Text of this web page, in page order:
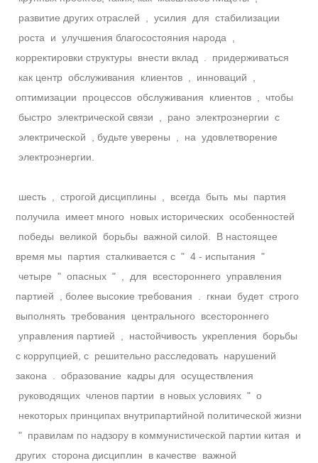
развитие других отраслей , усилия для стабилизации
роста и улучшения благосостояния народа ,
корректировки структуры внести вклад . придерживаться
как центр обслуживания клиентов , инноваций ,
оптимизации процессов обслуживания клиентов , чтобы
быстро электрической связи , рано электроэнергии с
электрической , будьте уверены , на удовлетворение
электроэнергии.
шесть , строгой дисциплины , всегда быть мы партия
получила имеет много новых исторических особенностей
победы великой борьбы важной силой. В настоящее
время мы партия сталкивается с " 4 - испытания "
четыре " опасных " , для всестороннего управления
партией , более высокие требования . гкнаи будет строго
выполнять требования центрального всестороннего
управления партией , настойчивость укрепления борьбы
с коррупцией, с решительно расследовать нарушений
закона . образование кадры для осуществления
руководящих членов партии в новых условиях " о
некоторых принципах внутрипартийной политической жизни
" правилам по надзору в коммунистической партии китая и
других сторона дисциплин в качестве важной